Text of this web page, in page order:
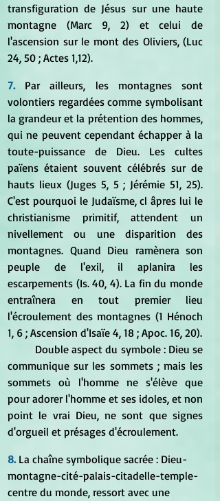
transfiguration de Jésus sur une haute
montagne (Marc 9, 2) et celui de
l'ascension sur le mont des Oliviers, (Luc
24, 50 ; Actes 1,12).
7. Par ailleurs, les montagnes sont
volontiers regardées comme symbolisant
la grandeur et la prétention des hommes,
qui ne peuvent cependant échapper à la
toute-puissance de Dieu. Les cultes
païens étaient souvent célébrés sur de
hauts lieux (Juges 5, 5 ; Jérémie 51, 25).
C'est pourquoi le Judaïsme, cl âpres lui le
christianisme primitif, attendent un
nivellement ou une disparition des
montagnes. Quand Dieu ramènera son
peuple de l'exil, il aplanira les
escarpements (Is. 40, 4). La fin du monde
entraînera en tout premier lieu
l'écroulement des montagnes (1 Hénoch
communique sur les sommets ; mais les
sommets où l'homme ne s'élève que
pour adorer l'homme et ses idoles, et non
point le vrai Dieu, ne sont que signes
d'orgueil et présages d'écroulement.
8. La chaîne symbolique sacrée : Dieu-
montagne-cité-palais-citadelle-temple-
centre du monde, ressort avec une